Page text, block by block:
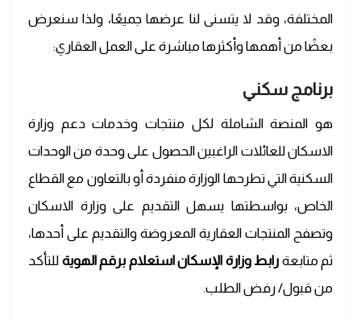
المختلفة، وقد لا يتسنى لنا عرضها جميعًا، ولذا سنعرض
بعضًا من أهمها وأكثرها مباشرة على العمل العقاري:
برنامج سكني
هو المنصة الشاملة لكل منتجات وخدمات دعم وزارة
الاسكان للعائلات الراغبين الحصول على وحدة من الوحدات
السكنية التي تطرحها الوزارة منفردة أو بالتعاون مع القطاع
الخاص، بواسطتها يسهل التقديم على وزارة الاسكان
وتصفح المنتجات العقارية المعروضة والتقديم على أحدها،
ثم متابعة رابط وزارة الإسكان استعلام برقم الهوية للتأكد
من قبول/ رفض الطلب.